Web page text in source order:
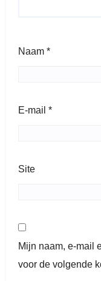
Naam *
E-mail *
Site
Mijn naam, e-mail
voor de volgende